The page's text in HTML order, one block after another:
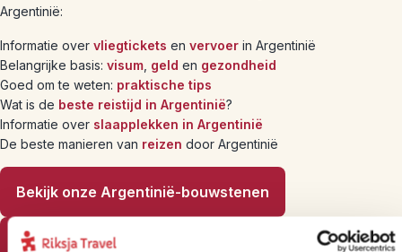
Argentinië:
Informatie over vliegtickets en vervoer in Argentinië
Belangrijke basis: visum geld en gezondheid
Goed om te weten: praktische tips
Wat is de beste reistijd in Argentinië?
Informatie over slaapplekken in Argentinië
De beste manieren van reizen door Argentinië
Bekijk onze Argentinië-bouwstenen
Bekijk onze Argentinië-rondreizen